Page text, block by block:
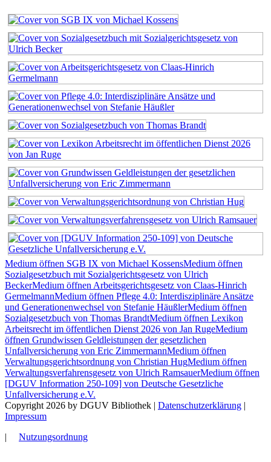
Medium öffnen SGB IX von Michael KossensMedium öffnen
Sozialgesetzbuch mit Sozialgerichtsgesetz von Ulrich
BeckerMedium öffnen Arbeitsgerichtsgesetz von Claas-Hinrich
GermelmannMedium öffnen Pflege 4.0: Interdisziplinäre Ansätze
und Generationenwechsel von Stefanie HäußlerMedium öffnen
Sozialgesetzbuch von Thomas BrandtMedium öffnen Lexikon
Arbeitsrecht im öffentlichen Dienst 2026 von Jan RugeMedium
öffnen Grundwissen Geldleistungen der gesetzlichen
Unfallversicherung von Eric ZimmermannMedium öffnen
Verwaltungsgerichtsordnung von Christian HugMedium öffnen
Verwaltungsverfahrensgesetz von Ulrich RamsauerMedium öffnen
[DGUV Information 250-109] von Deutsche Gesetzliche
Unfallversicherung e.V.
Copyright 2026 by DGUV Bibliothek | Datenschutzerklärung |
Impressum
| Nutzungsordnung